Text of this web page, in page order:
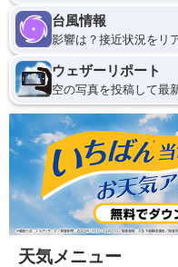
台風情報
影響は？接近状況をリ
ウェザーリポート
空の写真を投稿して最
天気メニュー